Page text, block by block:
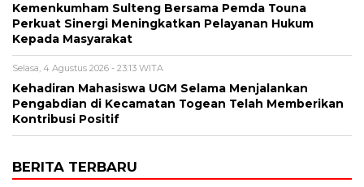
Kemenkumham Sulteng Bersama Pemda Touna
Perkuat Sinergi Meningkatkan Pelayanan Hukum
Kepada Masyarakat
Selasa, 4 Agustus 2026 - 23:13 WITA
Kehadiran Mahasiswa UGM Selama Menjalankan
Pengabdian di Kecamatan Togean Telah Memberikan
Kontribusi Positif
BERITA TERBARU